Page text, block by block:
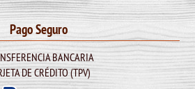
Pago Seguro
BANCARIA
DE CRÉDITO (TPV)